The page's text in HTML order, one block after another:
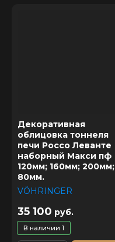
Декоративная
облицовка тоннеля
печи Россо Леванте
наборный Макси пф
120мм; 160мм; 200мм;
80мм.
VÖHRINGER
В наличии 1
35 100 руб.